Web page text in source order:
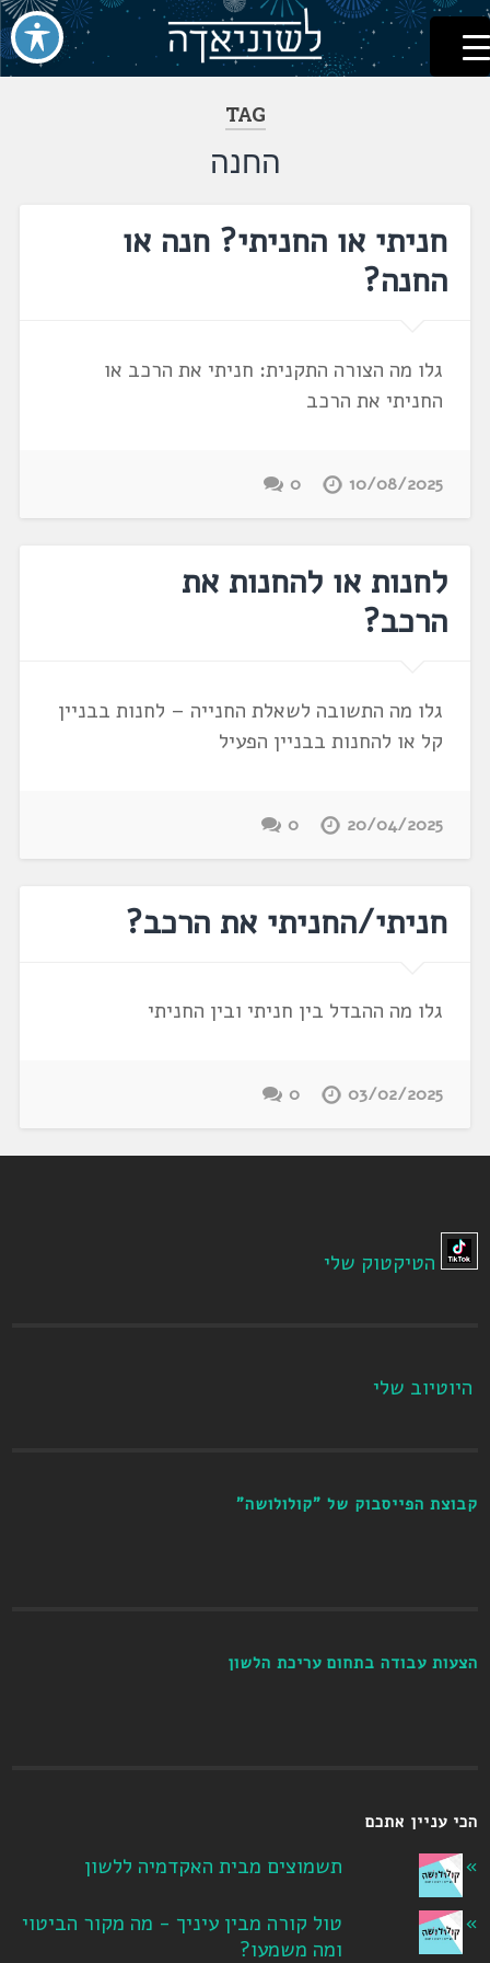
דלג
לתוכן
לשוניאדה
עברית. לשון. שפה
TAG
החנה
חניתי או החניתי? חנה או
החנה?
גלו מה הצורה התקנית: חניתי את הרכב או
החניתי את הרכב
10/08/2025
0
לחנות או להחנות את
הרכב?
גלו מה התשובה לשאלת החנייה – לחנות בבניין
קל או להחנות בבניין הפעיל
20/04/2025
0
חניתי/החניתי את הרכב?
גלו מה ההבדל בין חניתי ובין החניתי
03/02/2025
0
הטיקטוק שלי
היוטיוב שלי
קבוצת הפייסבוק של "קולולושה"
הצעות עבודה בתחום עריכת הלשון
הכי עניין אתכם
תשמוצים מבית האקדמיה ללשון
טול קורה מבין עיניך - מה מקור הביטוי
ומה משמעו?